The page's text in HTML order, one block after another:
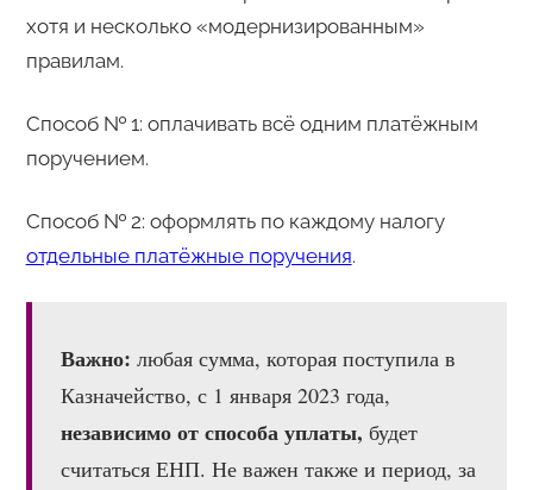
хотя и несколько «модернизированным»
правилам.
Способ № 1: оплачивать всё одним платёжным
поручением.
Способ № 2: оформлять по каждому налогу
отдельные платёжные поручения.
Важно: любая сумма, которая поступила в
Казначейство, с 1 января 2023 года,
независимо от способа уплаты, будет
считаться ЕНП. Не важен также и период, за